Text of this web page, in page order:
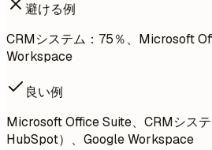
避ける例
CRMシステム：75％、Microsoft
Workspace
良い例
Microsoft Office Suite、CRMシステ
HubSpot）、Google Workspace